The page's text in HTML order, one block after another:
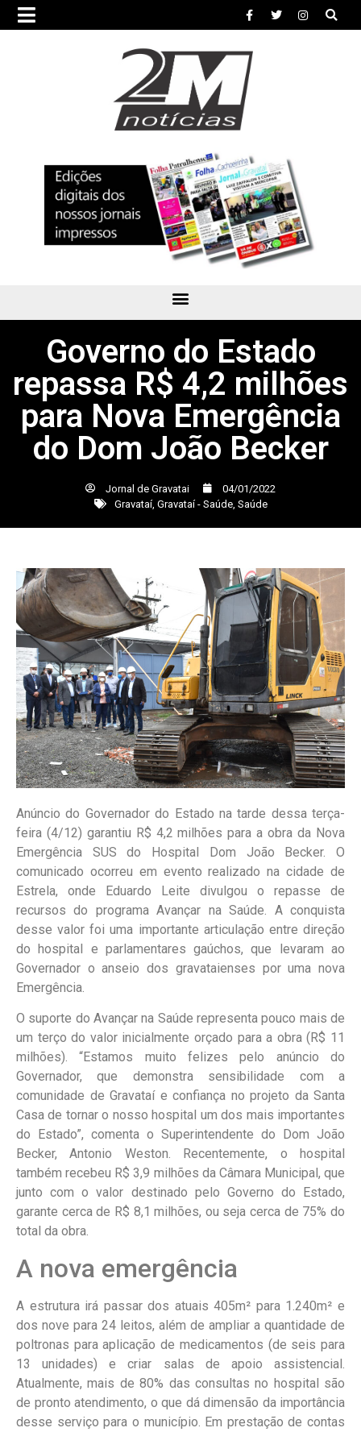
Governo do Estado
repassa R$ 4,2 milhões
para Nova Emergência
do Dom João Becker
Jornal de Gravatai
04/01/2022
Gravataí, Gravataí - Saúde, Saúde
Anúncio do Governador do Estado na tarde dessa terça-
feira (4/12) garantiu R$ 4,2 milhões para a obra da Nova
Emergência SUS do Hospital Dom João Becker. O
comunicado ocorreu em evento realizado na cidade de
Estrela, onde Eduardo Leite divulgou o repasse de
recursos do programa Avançar na Saúde. A conquista
desse valor foi uma importante articulação entre direção
do hospital e parlamentares gaúchos, que levaram ao
Governador o anseio dos gravataienses por uma nova
Emergência.
O suporte do Avançar na Saúde representa pouco mais de
um terço do valor inicialmente orçado para a obra (R$ 11
milhões). “Estamos muito felizes pelo anúncio do
Governador, que demonstra sensibilidade com a
comunidade de Gravataí e confiança no projeto da Santa
Casa de tornar o nosso hospital um dos mais importantes
do Estado”, comenta o Superintendente do Dom João
Becker, Antonio Weston. Recentemente, o hospital
também recebeu R$ 3,9 milhões da Câmara Municipal, que
junto com o valor destinado pelo Governo do Estado,
garante cerca de R$ 8,1 milhões, ou seja cerca de 75% do
total da obra.
A nova emergência
A estrutura irá passar dos atuais 405m² para 1.240m² e
dos nove para 24 leitos, além de ampliar a quantidade de
poltronas para aplicação de medicamentos (de seis para
13 unidades) e criar salas de apoio assistencial.
Atualmente, mais de 80% das consultas no hospital são
de pronto atendimento, o que dá dimensão da importância
desse serviço para o município. Em prestação de contas